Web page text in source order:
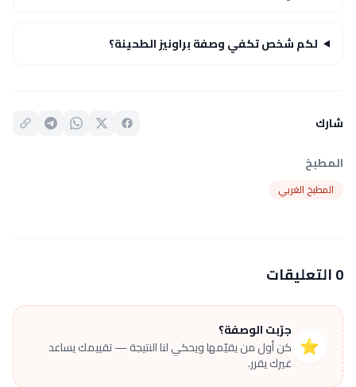
لكم شخص تكفي وصفة براونيز الطحينة؟
شارك
المطبخ
المطبخ الغربي
0 التعليقات
⭐
جرّبت الوصفة؟
كن أول من يقيّمها ويحكي لنا النتيجة — تقييمك يساعد
غيرك يقرر.